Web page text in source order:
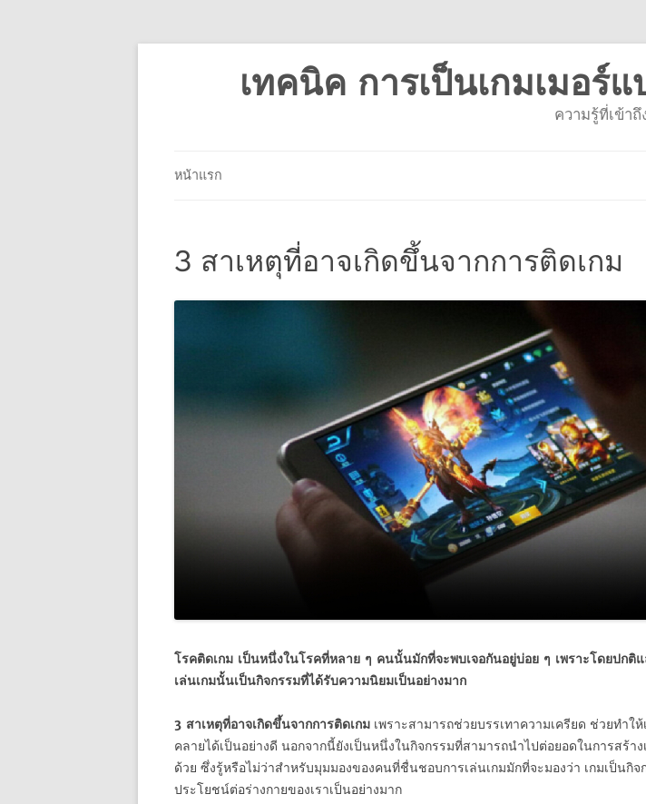
เทคนิค การเป็นเกมเมอร์
ความรู้ที่เข้าถึ
หน้าแรก
3 สาเหตุที่อาจเกิดขึ้นจากการติดเกม
โรคติดเกม เป็นหนึ่งในโรคที่หลาย ๆ คนนั้นมักที่จะพบเจอกันอยู่บ่อย ๆ เพราะโดยปกติ
เล่นเกมนั้นเป็นกิจกรรมที่ได้รับความนิยมเป็นอย่างมาก
3 สาเหตุที่อาจเกิดขึ้นจากการติดเกม เพราะสามารถช่วยบรรเทาความเครียด ช่วยทำใ
คลายได้เป็นอย่างดี นอกจากนี้ยังเป็นหนึ่งในกิจกรรมที่สามารถนำไปต่อยอดในการสร้า
ด้วย ซึ่งรู้หรือไม่ว่าสำหรับมุมมองของคนที่ชื่นชอบการเล่นเกมมักที่จะมองว่า เกมเป็นกิ
ประโยชน์ต่อร่างกายของเราเป็นอย่างมาก